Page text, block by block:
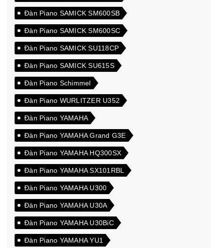
Đàn Piano SAMICK SM600SB
Đàn Piano SAMICK SM600SC
Đàn Piano SAMICK SU118CP
Đàn Piano SAMICK SU615S
Đàn Piano Schimmel
Đàn Piano WURLITZER U352
Đàn Piano YAMAHA
Đàn Piano YAMAHA Grand G3E
Đàn Piano YAMAHA HQ300SX
Đàn Piano YAMAHA SX101RBL
Đàn Piano YAMAHA U300
Đàn Piano YAMAHA U30A
Đàn Piano YAMAHA U30BiC
Đàn Piano YAMAHA YU1